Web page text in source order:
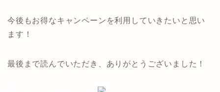
今後もお得なキャンペーンを利用していきたいと思い
ます！
最後まで読んでいただき、ありがとうございました！